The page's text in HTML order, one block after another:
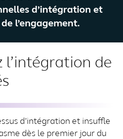
d’intégration et
l’engagement.
l’intégration de
d’intégration et insuffle
dès le premier jour du